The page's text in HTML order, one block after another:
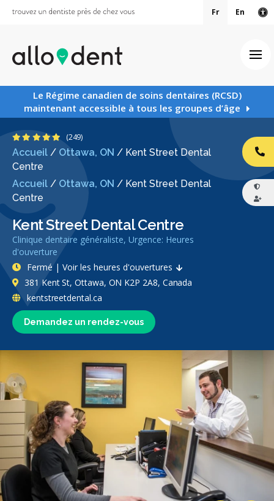
Fr En
Le Régime canadien de soins dentaires (RCSD)
maintenant accessible à tous les groupes d’âge
Accueil / Ottawa, ON / Kent Street Dental
Centre
Accueil / Ottawa, ON / Kent Street Dental
Centre
Kent Street Dental Centre
Clinique dentaire généraliste, Urgence: Heures
d'ouverture
4.9 étoiles
(249)
Demandez un rendez-vous
Fermé | Voir les heures d'ouvertures
381 Kent St, Ottawa, ON K2P 2A8, Canada
kentstreetdental.ca